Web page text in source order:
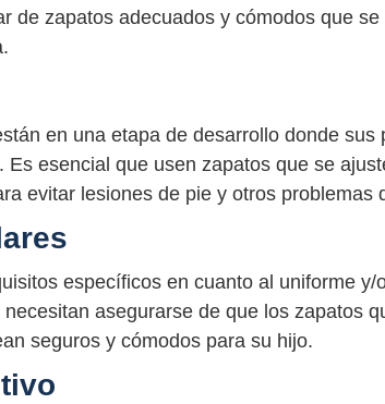
de zapatos adecuados y cómodos que
en una etapa de desarrollo donde sus
Es esencial que usen zapatos que se
evitar lesiones de pie y otros problemas
específicos en cuanto al uniforme y/
asegurarse de que los zapatos
seguros y cómodos para su hijo.